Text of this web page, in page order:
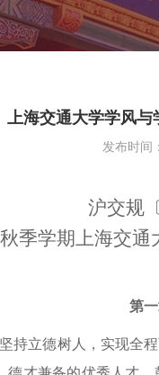
上海交通大学学风
发布时间
沪交规
秋季学期上海交
第
持立德树人，实现全